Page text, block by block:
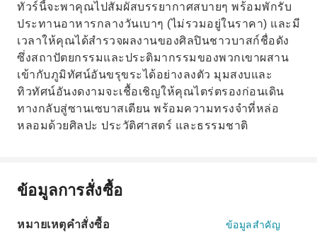
ทัวร์นี้จะพาคุณไปสัมผัสบรรยากาศสบายๆ พร้อมพักรับ
ประทานอาหารกลางวันเบาๆ (ไม่รวมอยู่ในราคา) และมี
เวลาให้คุณได้สำรวจผลงานของศิลปินชาวบาสก์ชื่อดัง
ซึ่งสถาปัตยกรรมและประติมากรรมของพวกเขาผสาน
เข้ากับภูมิทัศน์อันขรุขระได้อย่างลงตัว มุมสงบและ
ทิวทัศน์อันงดงามจะเชื้อเชิญให้คุณไตร่ตรองก่อนเดิน
ทางกลับสู่ซานเซบาสเตียน พร้อมความทรงจำที่หล่อ
หลอมด้วยศิลปะ ประวัติศาสตร์ และธรรมชาติ
ข้อมูลการสั่งซื้อ
หมายเหตุคำสั่งซื้อ ข้อมูลสำคัญ